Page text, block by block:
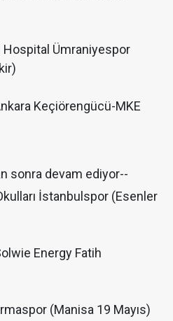
Hospital Ümraniyespor
Keçiörengücü-MKE
sonra devam ediyor--
İstanbulspor (Esenler
Energy Fatih
(Manisa 19 Mayıs)